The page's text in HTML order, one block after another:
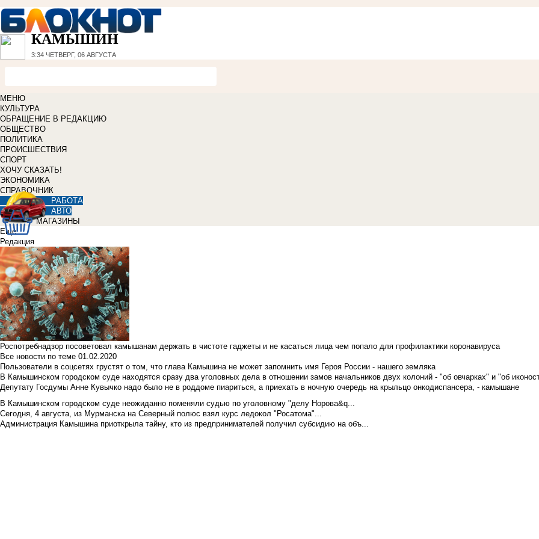
КАМЫШИН
3:34 ЧЕТВЕРГ, 06 АВГУСТА
МЕНЮ
КУЛЬТУРА
ОБРАЩЕНИЕ В РЕДАКЦИЮ
ОБЩЕСТВО
ПОЛИТИКА
ПРОИСШЕСТВИЯ
СПОРТ
ХОЧУ СКАЗАТЬ!
ЭКОНОМИКА
СПРАВОЧНИК
РАБОТА
АВТО
МАГАЗИНЫ
Еще
Редакция
Роспотребнадзор посоветовал камышанам держать в чистоте гаджеты и не касаться лица чем попало для профилактики коронавируса
Все новости по теме 01.02.2020
Пользователи в соцсетях грустят о том, что глава Камышина не может запомнить имя Героя России - нашего земляка
В Камышинском городском суде находятся сразу два уголовных дела в отношении замов начальников двух колоний - "об овчарках" и "об
Депутату Госдумы Анне Кувычко надо было не в роддоме пиариться, а приехать в ночную очередь на крыльцо онкодиспансера, - камышане
В Камышинском городском суде неожиданно поменяли судью по уголовному "делу Норова&q...
Сегодня, 4 августа, из Мурманска на Северный полюс взял курс ледокол "Росатома"...
Администрация Камышина приоткрыла тайну, кто из предпринимателей получил субсидию на объ...